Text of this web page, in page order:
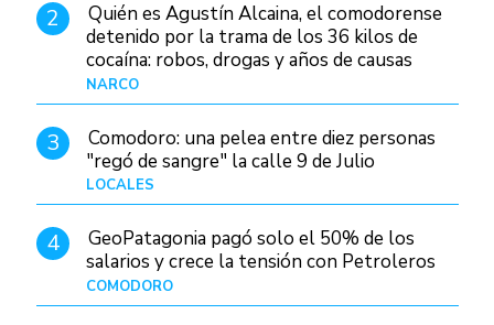
2
Quién es Agustín Alcaina, el comodorense
detenido por la trama de los 36 kilos de
cocaína: robos, drogas y años de causas
judiciales
NARCO
3
Comodoro: una pelea entre diez personas
"regó de sangre" la calle 9 de Julio
LOCALES
4
GeoPatagonia pagó solo el 50% de los
salarios y crece la tensión con Petroleros
COMODORO